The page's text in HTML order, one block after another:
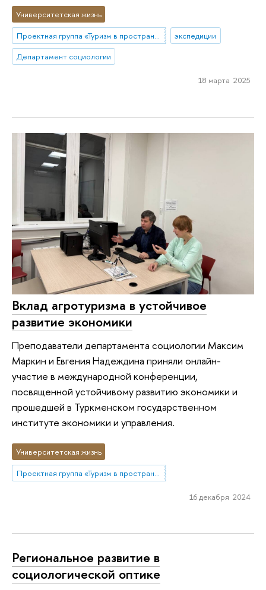
Университетская жизнь
Проектная группа «Туризм в пространстве стилей жизни»
экспедиции
Департамент социологии
18 марта 2025
Вклад агротуризма в устойчивое
развитие экономики
Преподаватели департамента социологии Максим
Маркин и Евгения Надеждина приняли онлайн-
участие в международной конференции,
посвященной устойчивому развитию экономики и
прошедшей в Туркменском государственном
институте экономики и управления.
Университетская жизнь
Проектная группа «Туризм в пространстве стилей жизни»
16 декабря 2024
Региональное развитие в
социологической оптике